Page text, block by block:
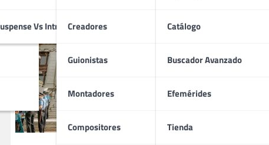
Vs IntrigaCreadores
Guionistas
Montadores
Compositores
Catálogo
Buscador Avanzado
Efemérides
Tienda